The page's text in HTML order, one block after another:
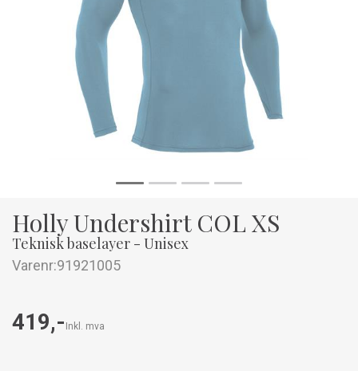
Holly Undershirt COL XS
Teknisk baselayer - Unisex
Varenr:91921005
419,- Inkl. mva